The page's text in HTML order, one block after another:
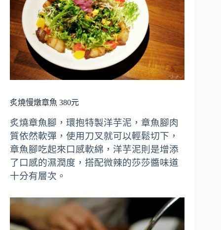
炙燒慢燉章魚 380元
炙燒章魚腳，環抱特製洋芋泥，章魚腳肉
質依然軟彈，使用刀叉就可以輕鬆切下，
章魚腳吃起來口感軟綿，洋芋泥則是增添
了口感的濕潤度，搭配微辣的莎莎醬味道
十分有層次。